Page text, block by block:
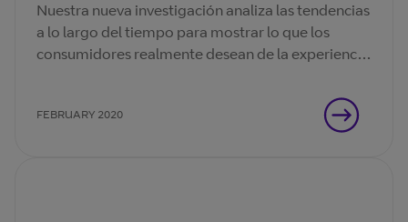
Nuestra nueva investigación analiza las tendencias
a lo largo del tiempo para mostrar lo que los
consumidores realmente desean de la experiencia
FEBRUARY 2020